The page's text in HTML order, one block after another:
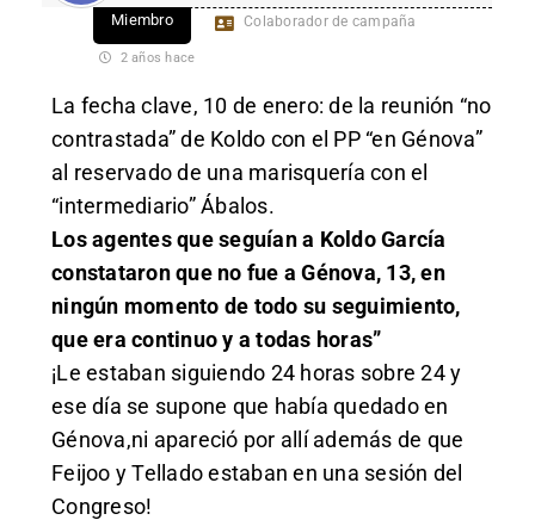
Miembro Colaborador de campaña
2 años hace
La fecha clave, 10 de enero: de la reunión “no
contrastada” de Koldo con el PP “en Génova”
al reservado de una marisquería con el
“intermediario” Ábalos.
Los agentes que seguían a Koldo García
constataron que no fue a Génova, 13, en
ningún momento de todo su seguimiento,
que era continuo y a todas horas”
¡Le estaban siguiendo 24 horas sobre 24 y
ese día se supone que había quedado en
Génova,ni apareció por allí además de que
Feijoo y Tellado estaban en una sesión del
Congreso!